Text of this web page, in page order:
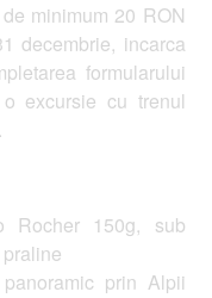
minimum 20 RON
incarca
formularului
cu trenul
150g, sub
prin Alpii